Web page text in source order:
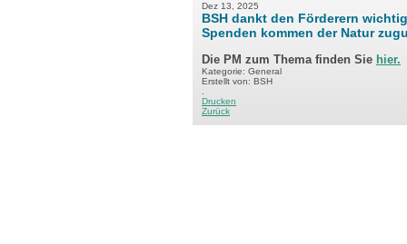
Dez 13, 2025
BSH dankt den Förderern
Spenden kommen der Natur
Die PM zum Thema finden Sie hier.
Kategorie: General
Erstellt von: BSH
Drucken
Zurück